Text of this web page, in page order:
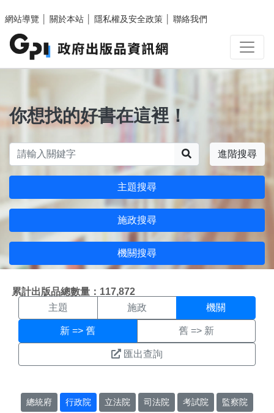
網站導覽
關於本站 隱私權及安全政策 聯絡我們
你想找的好書在這裡！
進階搜尋
主題搜尋
施政搜尋
機關搜尋
累計出版品總數量：117,872
機關搜尋結果頁面
主題 施政 機關
新 => 舊 舊 => 新
匯出查詢
總統府 行政院 立法院 司法院 考試院 監察院